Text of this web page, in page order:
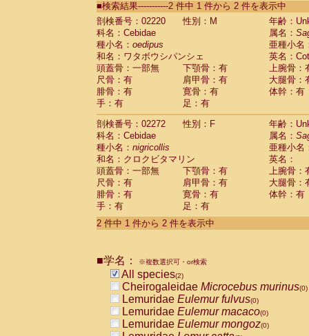
CebidaeSaguinus labiatus(0)
Cebidae Saguinus leucopus (0)
Cebidae
Cebidae
CebidaeSaguinus nigricollis (1)
Cebidae Saguinus oedipus
Cebidae Saguinus weddelli
Cebidae Saguinusspp.
Cebidae Aotus trivirgatus
Cebidae Cebus albifrons
Cebidae
CebidaeCebus capucinus
CebidaeCebus nigrivittatus
Cebidae Cebusspp.(0)
Cebidae Saimiri boliviensis
Cebidae Saimiri sciureus
Atelidae Alouatta caraya
AtelidaeAlouatta fusca
AtelidaeAlouatta seniculus
AtelidaeAteles belzebuth
AtelidaeAteles geoffroyi
AtelidaeAteles paniscus(0)
AtelidaeAtelesspp. (0)
AtelidaeLagothrix lagothricha
AtelidaeLagothrix lagothricha cana
PitheciidaeCacajao calvus
■検索結果-----------2 件中 1 件から 2 件を表示中
剖検番号：02220
性別：M
年齢：
科名：Cebidae
属名：
種小名： oedipus
亜種小名
和名：ワタボウシパンシェ
英名：
頭蓋骨：一部無
下顎骨：有
上腕骨：
尺骨：有
肩甲骨：有
大腿骨：
腓骨：有
寛骨：有
体幹：有
手：有
足：有
剖検番号：02272
性別：F
年齢：
科名：Cebidae
属名：
種小名： nigricollis
亜種小名
和名：クロクビタマリン
英名：
頭蓋骨：一部無
下顎骨：有
上腕骨：
尺骨：有
肩甲骨：有
大腿骨：
腓骨：有
寛骨：有
体幹：有
手：有
足：有
2 件中 1 件から 2 件を表示中
■学名： ※複数選択可・or検索
All species(2)
Cheirogaleidae Microcebus murinus(0)
Lemuridae Eulemur fulvus(0)
Lemuridae Eulemur macaco(0)
Lemuridae Eulemur mongoz(0)